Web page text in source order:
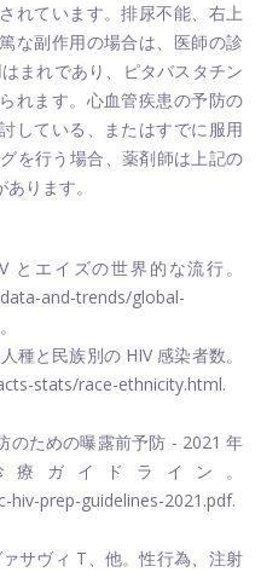
れています。排尿不能、右上
な副作用の場合は、医師の診
まれであり、ピタバスタチン
れます。心血管疾患の予防の
している、またはすでに服用
を行う場合、薬剤師は上記の
ります。
とエイズの世界的な流行。
and-trends/global-
種と民族別の HIV 感染者数。
stats/race-ethnicity.html.
のための曝露前予防 - 2021 年
ガイドライン。
prep-guidelines-2021.pdf.
サヴィ T、他。性行為、注射